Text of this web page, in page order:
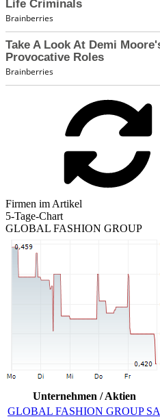
Firmen im Artikel
5-Tage-Chart
GLOBAL FASHION GROUP
Unternehmen / Aktien
GLOBAL FASHION GROUP SA